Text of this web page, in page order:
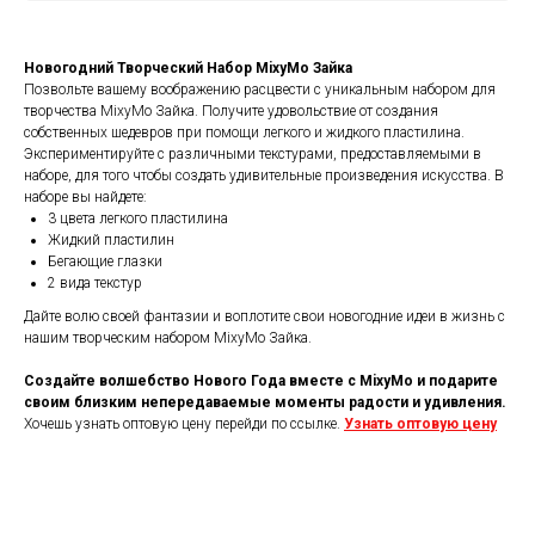
Новогодний Творческий Набор MixyMo Зайка
Позвольте вашему воображению расцвести с уникальным набором для
творчества MixyMo Зайка. Получите удовольствие от создания
собственных шедевров при помощи легкого и жидкого пластилина.
Экспериментируйте с различными текстурами, предоставляемыми в
наборе, для того чтобы создать удивительные произведения искусства. В
наборе вы найдете:
3 цвета легкого пластилина
Жидкий пластилин
Бегающие глазки
2 вида текстур
Дайте волю своей фантазии и воплотите свои новогодние идеи в жизнь с
нашим творческим набором MixyMo Зайка.
Создайте волшебство Нового Года вместе с MixyMo и подарите
своим близким непередаваемые моменты радости и удивления.
Хочешь узнать оптовую цену перейди по ссылке. Узнать оптовую цену